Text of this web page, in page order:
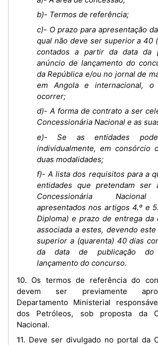
b)- Termos de referência;
c)- O prazo para apresentação
qual não deve ser superior a 40
contados a partir da data da
anúncio de lançamento do
da República e/ou no jornal de
em Angola e internacional, o
ocorrer;
d)- A forma de contrato a ser
Concessionária Nacional e as
e)- Se as entidades
individualmente, em consórcio
duas modalidades;
f)- A lista dos requisitos para a
entidades que pretendam ser
Concessionária Nacional
apresentados nos artigos 4.º e
Diploma) e prazo de entrega da
associada a estes, devendo
superior a (quarenta) 40 dias
da data de publicação do
lançamento do concurso.
10. Os termos de referência do concurso público
devem ser previamente
Departamento Ministerial
dos Petróleos, sob proposta da
Nacional.
11. Deve ser divulgado no portal da Concessionária